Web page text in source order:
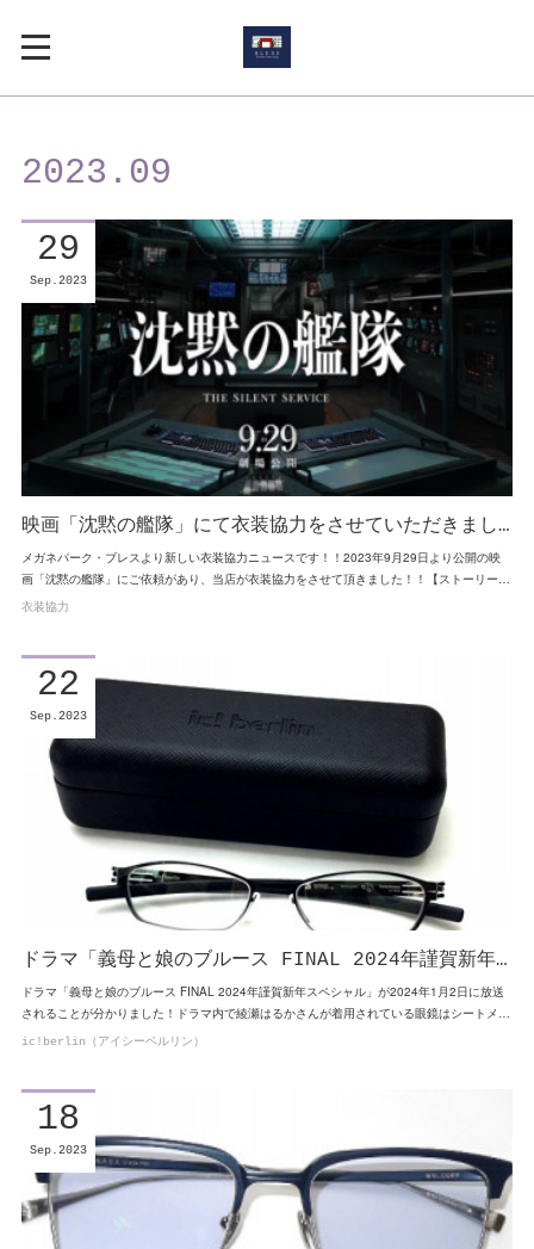
2023 . 09
映画「沈黙の艦隊」にて衣装協力をさせていただきまし…
メガネパーク・ブレスより新しい衣装協力ニュースです！！2023年9月29日より公開の映
画「沈黙の艦隊」にご依頼があり、当店が衣装協力をさせて頂きました！！【ストーリー…
29
Sep 2023
衣装協力
ドラマ「義母と娘のブルース FINAL 2024年謹賀新年…
ドラマ「義母と娘のブルース FINAL 2024年謹賀新年スペシャル」が2024年1月2日に放送
されることが分かりました！ドラマ内で綾瀬はるかさんが着用されている眼鏡はシートメ…
22
Sep 2023
ic!berlin（アイシーベルリン）
18
Sep 2023